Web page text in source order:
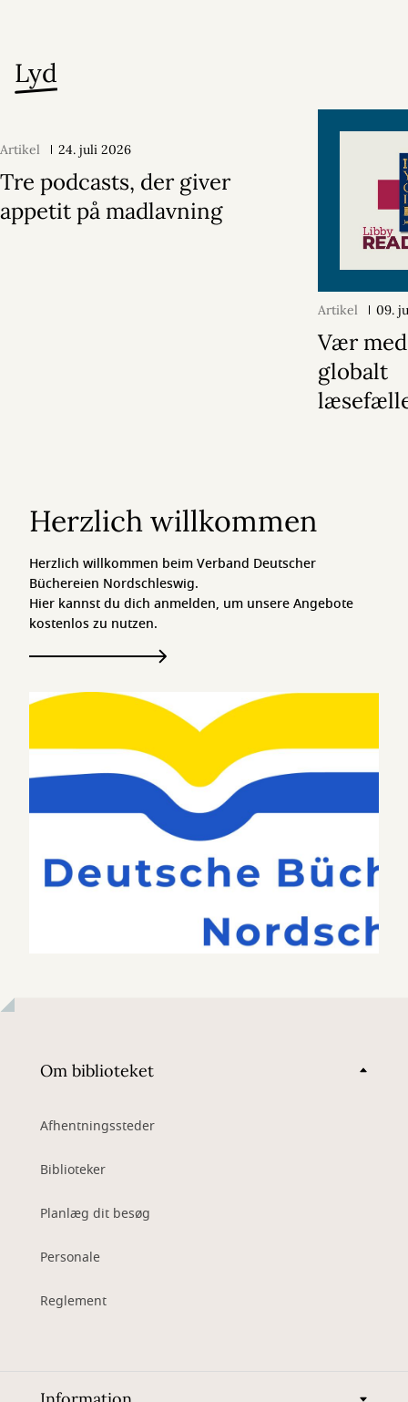
Lyd
Artikel 24. juli 2026
Tre podcasts, der giver
appetit på madlavning
Artikel 09.
Vær
globalt
Herzlich willkommen
Herzlich willkommen beim Verband Deutscher
Büchereien Nordschleswig.
Hier kannst du dich anmelden, um unsere Angebote
kostenlos zu nutzen.
Om biblioteket
Afhentningssteder
Biblioteker
Planlæg dit besøg
Personale
Reglement